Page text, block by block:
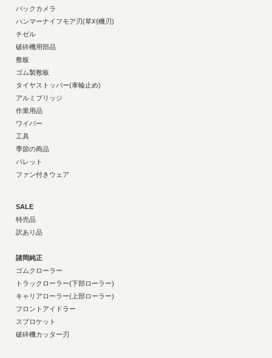
バックカメラ
ハンマーナイフモア刃(草刈機刃)
チゼル
破砕機用部品
敷板
ゴム製敷板
タイヤストッパー(車輪止め)
アルミブリッジ
作業用品
ワイパー
工具
季節の商品
パレット
ファン付きウェア
SALE
特売品
訳あり品
諸岡純正
ゴムクローラー
トラックローラー(下部ローラー)
キャリアローラー(上部ローラー)
フロントアイドラー
スプロケット
破砕機カッター刃